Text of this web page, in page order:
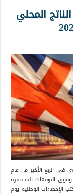
المحلي
أساس ربع سنوي في الربع الأخير من عام
الفترة السابقة وفوق التوقعات المستقرة
الإحصاءات الوطنية يوم